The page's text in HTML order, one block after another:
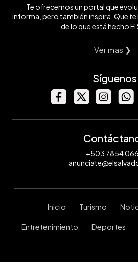
Te ofrecemos un portal que
informa, pero también inspira. Que
de lo que está hecho El
Ver mas ❯
Síguenos
+503 7854
Inicio Turismo
Entretenimiento Deportes